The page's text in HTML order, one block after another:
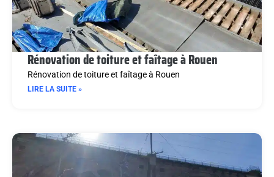
Rénovation de toiture et faîtage à Rouen
Rénovation de toiture et faîtage à Rouen
LIRE LA SUITE »